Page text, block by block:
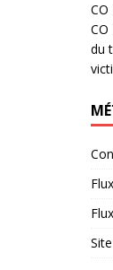
CO
CO
du